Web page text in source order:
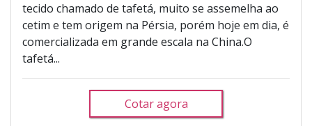
tecido chamado de tafetá, muito se assemelha ao
cetim e tem origem na Pérsia, porém hoje em dia, é
comercializada em grande escala na China.O
tafetá...
Cotar agora